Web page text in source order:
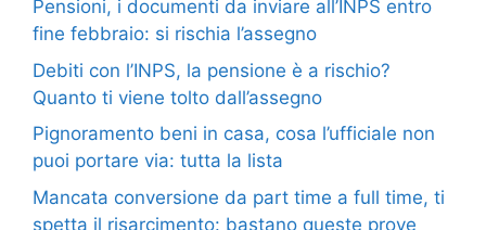
Pensioni, i documenti da inviare all’INPS entro
fine febbraio: si rischia l’assegno
Debiti con l’INPS, la pensione è a rischio?
Quanto ti viene tolto dall’assegno
Pignoramento beni in casa, cosa l’ufficiale non
puoi portare via: tutta la lista
Mancata conversione da part time a full time, ti
spetta il risarcimento: bastano queste prove